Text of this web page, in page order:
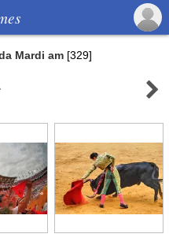
Mardi am [329]
